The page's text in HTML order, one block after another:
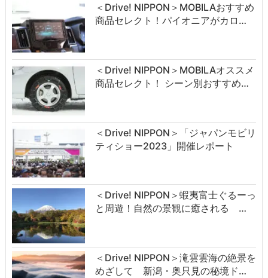
＜Drive! NIPPON＞MOBILAおすすめ
商品セレクト！パイオニアがカロ…
＜Drive! NIPPON＞MOBILAオススメ
商品セレクト！ シーン別おすすめ…
＜Drive! NIPPON＞「ジャパンモビリ
ティショー2023」開催レポート
＜Drive! NIPPON＞蝦夷富士ぐるーっ
と周遊！自然の景観に癒される …
＜Drive! NIPPON＞滝雲雲海の絶景を
めざして 新潟・奥只見の秘境ド…